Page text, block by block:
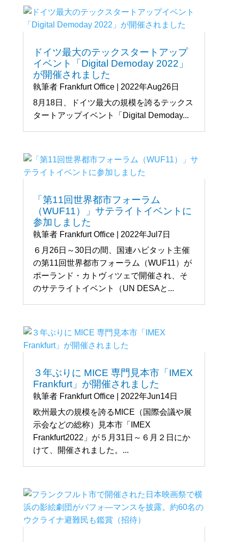
ドイツ最大のテックスタートアップ
イベント「Digital Demoday 2022」
が開催されました
執筆者 Frankfurt Office| 2022年Aug26日
8月18日、ドイツ最大の規模を誇るテックス
タートアップイベント「Digital Demoday...
「第11回世界都市フォーラム
（WUF11）」サテライトイベントに
参加しました
執筆者 Frankfurt Office| 2022年Jul7日
６月26日～30日の間、国連ハビタット主催
の第11回世界都市フォーラム（WUF11）が
ポーランド・カトヴィツェで開催され、そ
のサテライトイベント（UN DESAと...
３年ぶりに MICE 専門見本市「IMEX
Frankfurt」が開催されました
執筆者 Frankfurt Office| 2022年Jun14日
欧州最大の規模を誇るMICE（国際会議や展
示会などの総称）見本市「IMEX
Frankfurt2022」が５月31日～６月２日にか
けて、開催されました。...